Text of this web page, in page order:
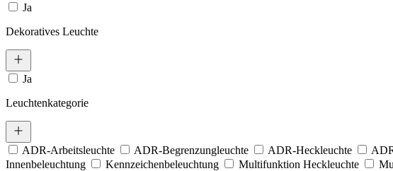
Ja
Dekoratives Leuchte
Ja
Leuchtenkategorie
ADR-Arbeitsleuchte ADR-Begrenzungleuchte ADR-Heckleuchte
Innenbeleuchtung
Kennzeichenbeleuchtung Multifunktion Heckleuchte